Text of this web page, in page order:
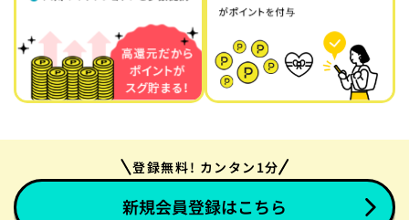
登録無料! カンタン1分
新規会員登録はこちら